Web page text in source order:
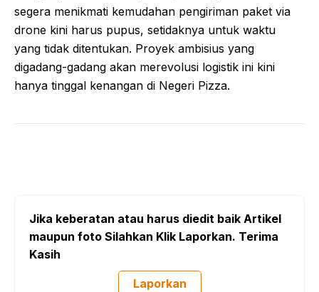
segera menikmati kemudahan pengiriman paket via
drone kini harus pupus, setidaknya untuk waktu
yang tidak ditentukan. Proyek ambisius yang
digadang-gadang akan merevolusi logistik ini kini
hanya tinggal kenangan di Negeri Pizza.
Jika keberatan atau harus diedit baik Artikel
maupun foto Silahkan Klik Laporkan. Terima
Kasih
Laporkan